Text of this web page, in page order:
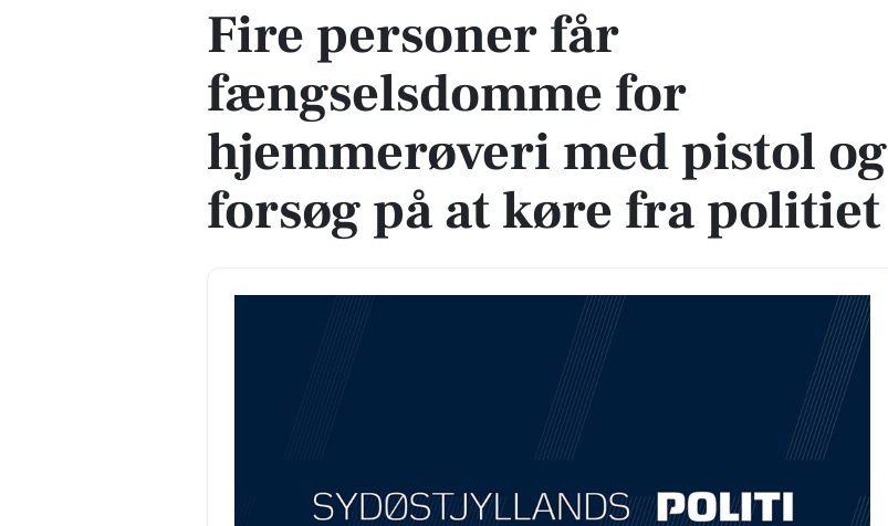
Fire personer får
fængselsdomme for
hjemmerøveri med pistol og
forsøg på at køre fra politiet